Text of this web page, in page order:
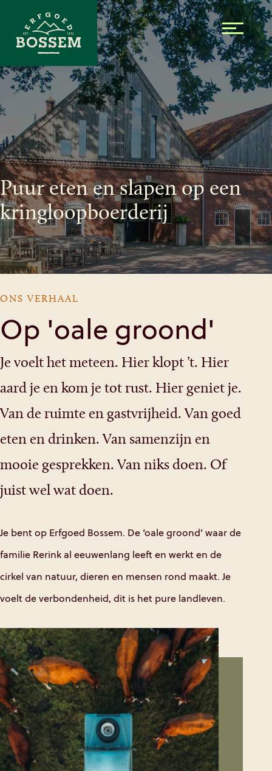
Skip to the content
Puur eten en slapenop een
kringloopboerderij
ONS VERHAAL
Op 'oale groond'
Je voelt het meteen. Hier klopt ’t. Hier
aard je en kom je tot rust. Hier geniet je.
Van de ruimte en gastvrijheid. Van goed
eten en drinken. Van samenzijn en
mooie gesprekken. Van niks doen. Of
juist wel wat doen.
Je bent op Erfgoed Bossem. De ‘oale groond’ waar de
familie Rerink al eeuwenlang leeft en werkt en de
cirkel van natuur, dieren en mensen rond maakt. Je
voelt de verbondenheid, dit is het pure landleven.